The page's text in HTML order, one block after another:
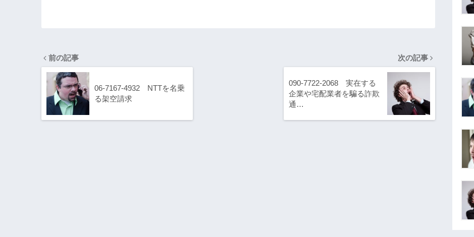
前の記事
06-7167-4932 NTTを名乗
る架空請求
次の記事
090-7722-2068 実在する
企業や宅配業者を騙る詐欺
通…